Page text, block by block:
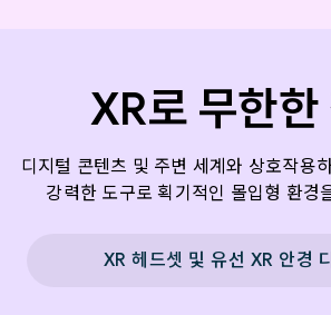
XR로 무한한
디지털 콘텐츠 및 주변 세계와 상호작용
강력한 도구로 획기적인 몰입형 환경
XR 헤드셋 및 유선 XR 안경